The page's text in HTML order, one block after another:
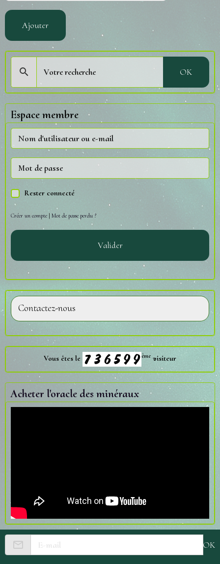
Ajouter
OK
Espace membre
Rester connecté
Créer un compte | Mot de passe perdu ?
Valider
Contactez-nous
Vous êtes le ème visiteur
Acheter l'oracle des minéraux
OK